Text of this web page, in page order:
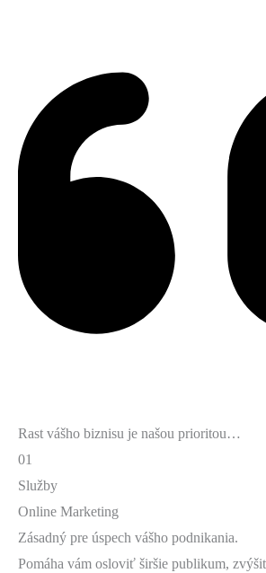
Rast vášho biznisu je našou prioritou…
01
Služby
Online Marketing
Zásadný pre úspech vášho podnikania.
Pomáha vám osloviť širšie publikum,